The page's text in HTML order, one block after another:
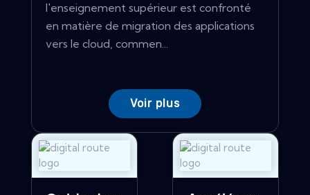
l'enseignement supérieur est confronté
en matière de migration des applications
vers le cloud, commen...
Voir plus